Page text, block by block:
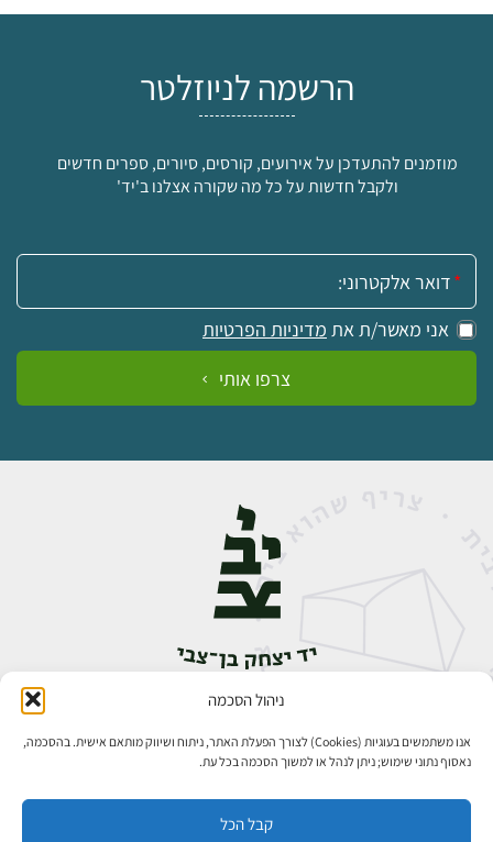
ניהול הסכמה
אנו משתמשים בעוגיות (Cookies) לצורך הפעלת האתר, ניתוח ושיווק מותאם אישית. בהסכמה,
נאסוף נתוני שימוש; ניתן לנהל או למשוך הסכמה בכל עת.
קבל הכל
הרשמה לניוזלטר
מוזמנים להתעדכן על אירועים, קורסים, סיורים, ספרים חדשים
ולקבל חדשות על כל מה שקורה אצלנו ב'יד'
אימייל:
אני מאשר/ת את מדיניות הפרטיות
צרפו אותי
אבן גבירול 14, רחביה, ירושלים